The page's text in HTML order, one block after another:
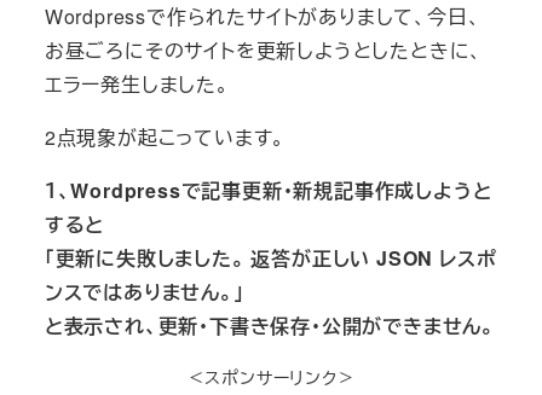
Wordpressで作られたサイトがありまして、今日、
お昼ごろにそのサイトを更新しようとしたときに、
エラー発生しました。
2点現象が起こっています。
１、Wordpressで記事更新・新規記事作成しようと
すると
「更新に失敗しました。 返答が正しい JSON レスポ
ンスではありません。」
と表示され、更新・下書き保存・公開ができません。
＜スポンサーリンク＞